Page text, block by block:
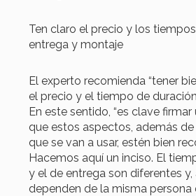
Ten claro el precio y los
entrega y montaje
El experto recomienda “tener
el precio y el tiempo de
En este sentido, “es clave
que estos aspectos, además
que se van a usar, estén bien
Hacemos aquí un inciso. El
y el de entrega son diferentes y,
dependen de la misma persona